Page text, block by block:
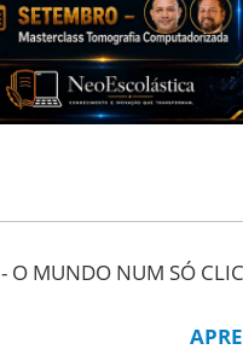
- O MUNDO NUM SÓ